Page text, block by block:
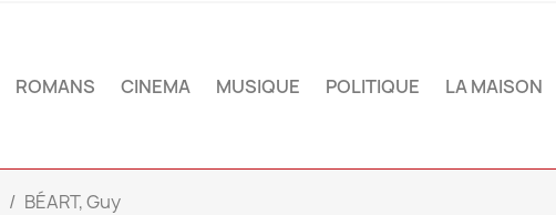
ROMANS CINEMA MUSIQUE POLITIQUE LA MAISON
BÉART, Guy